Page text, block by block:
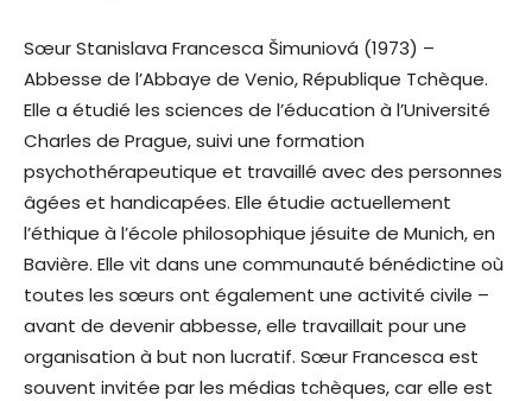
Sœur Stanislava Francesca Šimuniová (1973) –
Abbesse de l’Abbaye de Venio, République Tchèque.
Elle a étudié les sciences de l’éducation à l’Université
Charles de Prague, suivi une formation
psychothérapeutique et travaillé avec des personnes
âgées et handicapées. Elle étudie actuellement
l’éthique à l’école philosophique jésuite de Munich, en
Bavière. Elle vit dans une communauté bénédictine où
toutes les sœurs ont également une activité civile –
avant de devenir abbesse, elle travaillait pour une
organisation à but non lucratif. Sœur Francesca est
souvent invitée par les médias tchèques, car elle est